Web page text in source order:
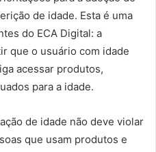
de idade. Esta é uma
do ECA Digital: a
que o usuário com idade
acessar produtos,
para a idade.
de idade não deve violar
que usam produtos e